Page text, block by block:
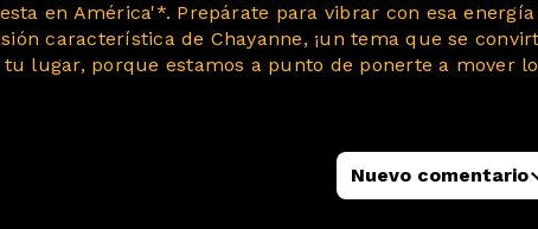
en América'*. Prepárate para vibrar con esa energía
característica de Chayanne, ¡un tema que se
lugar, porque estamos a punto de ponerte a mover
Nuevo comentario